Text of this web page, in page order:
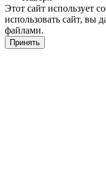
Этот сайт использует
использовать сайт, вы
файлами.
Принять